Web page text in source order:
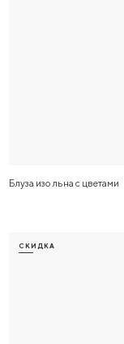
Блуза изо льна с цветами
СКИДКА